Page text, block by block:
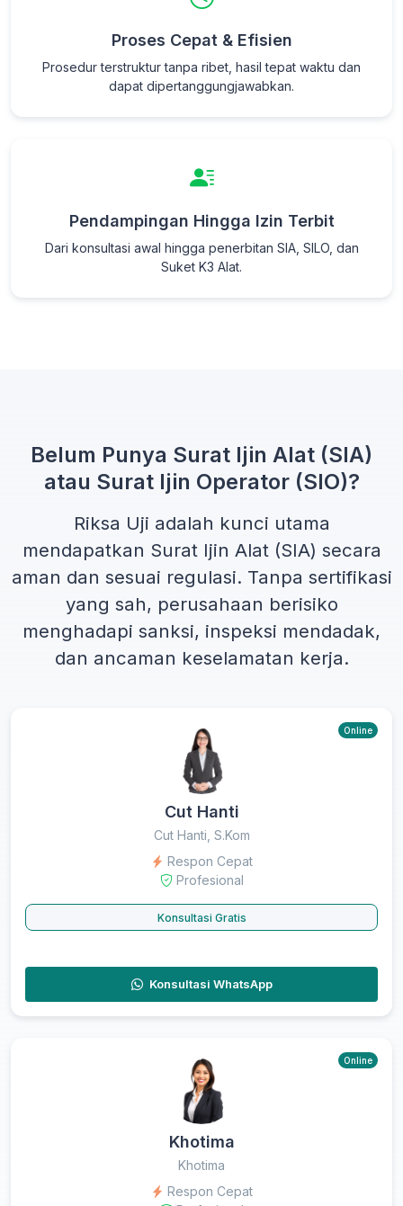
Proses Cepat & Efisien
Prosedur terstruktur tanpa ribet, hasil tepat waktu dan
dapat dipertanggungjawabkan.
Pendampingan Hingga Izin Terbit
Dari konsultasi awal hingga penerbitan SIA, SILO, dan
Suket K3 Alat.
Belum Punya Surat Ijin Alat (SIA)
atau Surat Ijin Operator (SIO)?
Riksa Uji adalah kunci utama
mendapatkan Surat Ijin Alat (SIA) secara
aman dan sesuai regulasi. Tanpa sertifikasi
yang sah, perusahaan berisiko
menghadapi sanksi, inspeksi mendadak,
dan ancaman keselamatan kerja.
Online
Cut Hanti
Cut Hanti, S.Kom
Respon Cepat
Profesional
Konsultasi Gratis
Konsultasi WhatsApp
Online
Khotima
Khotima
Respon Cepat